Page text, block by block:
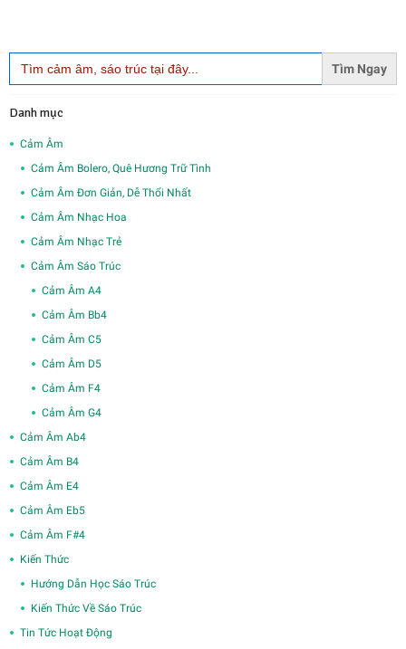
Search
for:
Danh mục
Cảm Âm
Cảm Âm Bolero, Quê Hương Trữ Tình
Cảm Âm Đơn Giản, Dễ Thổi Nhất
Cảm Âm Nhạc Hoa
Cảm Âm Nhạc Trẻ
Cảm Âm Sáo Trúc
Cảm Âm A4
Cảm Âm Bb4
Cảm Âm C5
Cảm Âm D5
Cảm Âm F4
Cảm Âm G4
Cảm Âm Ab4
Cảm Âm B4
Cảm Âm E4
Cảm Âm Eb5
Cảm Âm F#4
Kiến Thức
Hướng Dẫn Học Sáo Trúc
Kiến Thức Về Sáo Trúc
Tin Tức Hoạt Động